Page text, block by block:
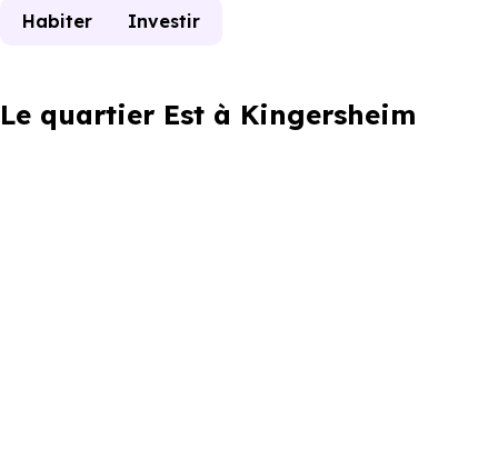
Habiter Investir
Le quartier Est à Kingersheim